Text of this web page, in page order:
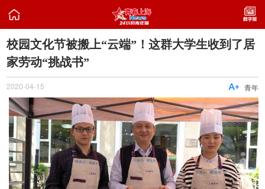

校园文化节被搬上“云端”！这群大学生收到了居
家劳动“挑战书”
2020-04-15 青年
